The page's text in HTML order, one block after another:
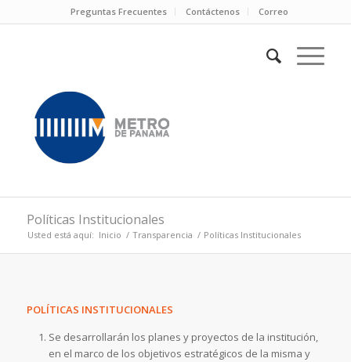
Preguntas Frecuentes Contáctenos Correo
Políticas Institucionales
Usted está aquí: Inicio / Transparencia / Políticas Institucionales
POLÍTICAS INSTITUCIONALES
Se desarrollarán los planes y proyectos de la institución,
en el marco de los objetivos estratégicos de la misma y